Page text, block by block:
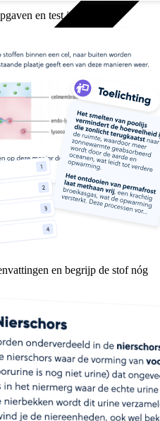
en test je kennis
en begrijp de stof nóg